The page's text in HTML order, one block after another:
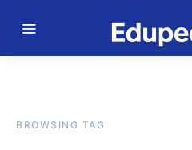
BROWSING TAG